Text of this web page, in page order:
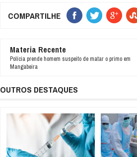
COMPARTILHE
Materia Recente
Polícia prende homem suspeito de matar o primo em
Mangabeira
OUTROS DESTAQUES